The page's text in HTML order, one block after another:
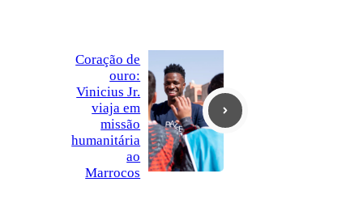
Coração de
ouro:
Vinicius Jr.
viaja em
missão
humanitária
ao
Marrocos